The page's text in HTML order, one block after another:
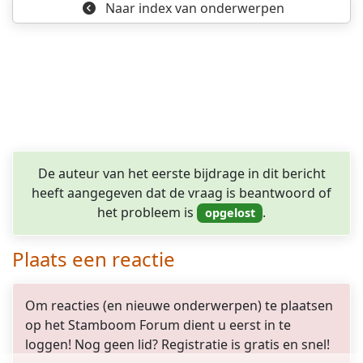
Naar indexvan onderwerpen
De auteur van het eerste bijdrage in dit bericht
heeft aangegeven dat de vraag is beantwoord of
het probleem is
.
Plaats een reactie
Om reacties (en nieuwe onderwerpen) te plaatsen
op het Stamboom Forum dient u eerst in te
loggen! Nog geen lid? Registratie is gratis en snel!